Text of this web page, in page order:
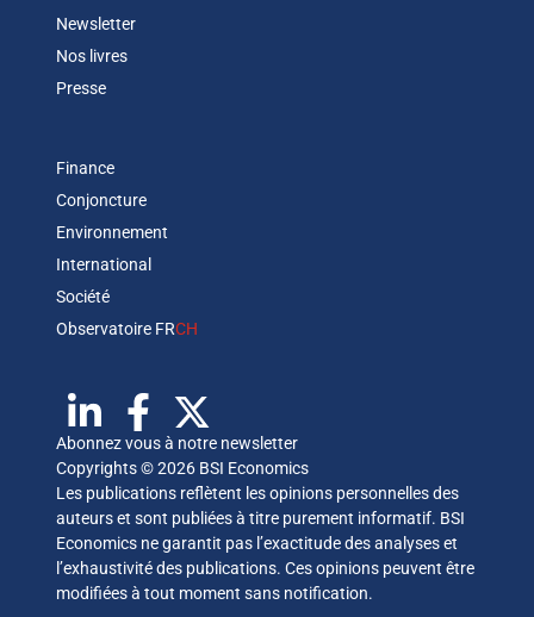
Newsletter
Nos livres
Presse
Finance
Conjoncture
Environnement
International
Société
Observatoire FRCH
Abonnez vous à notre newsletter
Copyrights © 2026 BSI Economics
Les publications reflètent les opinions personnelles des
auteurs et sont publiées à titre purement informatif. BSI
Economics ne garantit pas l’exactitude des analyses et
l’exhaustivité des publications. Ces opinions peuvent être
modifiées à tout moment sans notification.